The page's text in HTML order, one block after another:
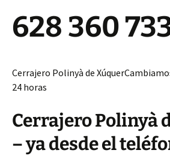
628 360
Cerrajero Polinyà de
24 horas
Cerrajero Polinyà
– ya desde el